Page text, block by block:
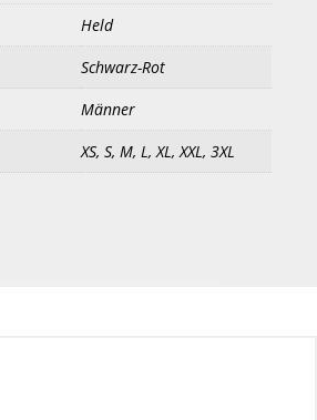
Held
Schwarz-Rot
Männer
XS, S, M, L, XL, XXL, 3XL